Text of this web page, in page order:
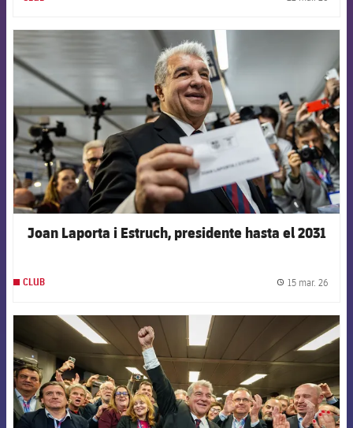
FCB Barcelona badge
Joan Laporta i Estruch, presidente hasta el 2031
CLUB 15 mar. 26
FCB Barcelona badge